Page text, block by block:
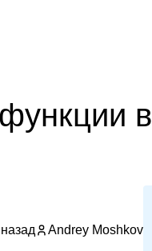
в
Andrey Moshkov